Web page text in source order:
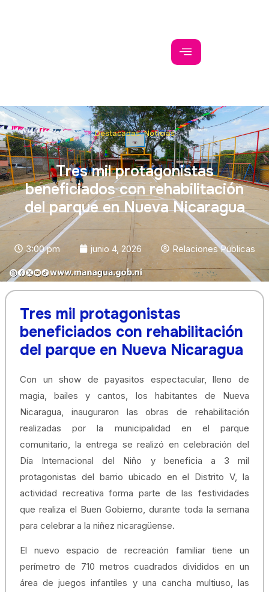
Destacadas,Noticias
Tres mil protagonistas
beneficiados con rehabilitación
del parque en Nueva Nicaragua
3:00 pm junio 4, 2026 Relaciones Públicas
Tres mil protagonistas
beneficiados con rehabilitación
del parque en Nueva Nicaragua
Con un show de payasitos espectacular, lleno de
magia, bailes y cantos, los habitantes de Nueva
Nicaragua, inauguraron las obras de rehabilitación
realizadas por la municipalidad en el parque
comunitario, la entrega se realizó en celebración del
Día Internacional del Niño y beneficia a 3 mil
protagonistas del barrio ubicado en el Distrito V, la
actividad recreativa forma parte de las festividades
que realiza el Buen Gobierno, durante toda la semana
para celebrar a la niñez nicaragüense.
El nuevo espacio de recreación familiar tiene un
perímetro de 710 metros cuadrados divididos en un
área de juegos infantiles y una cancha multiuso, las